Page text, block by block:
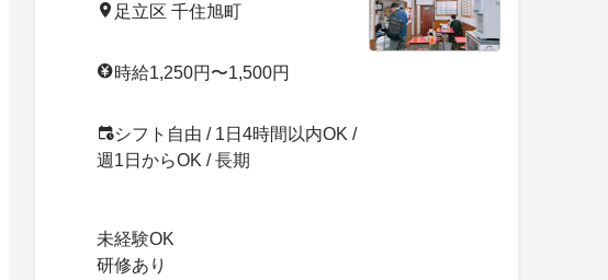
足立区 千住旭町
時給1,250円〜1,500円
シフト自由 / 1日4時間以内OK /
週1日からOK / 長期
未経験OK
研修あり